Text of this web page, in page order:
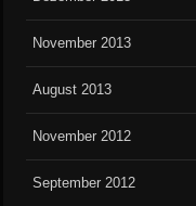
November 2013
August 2013
November 2012
September 2012